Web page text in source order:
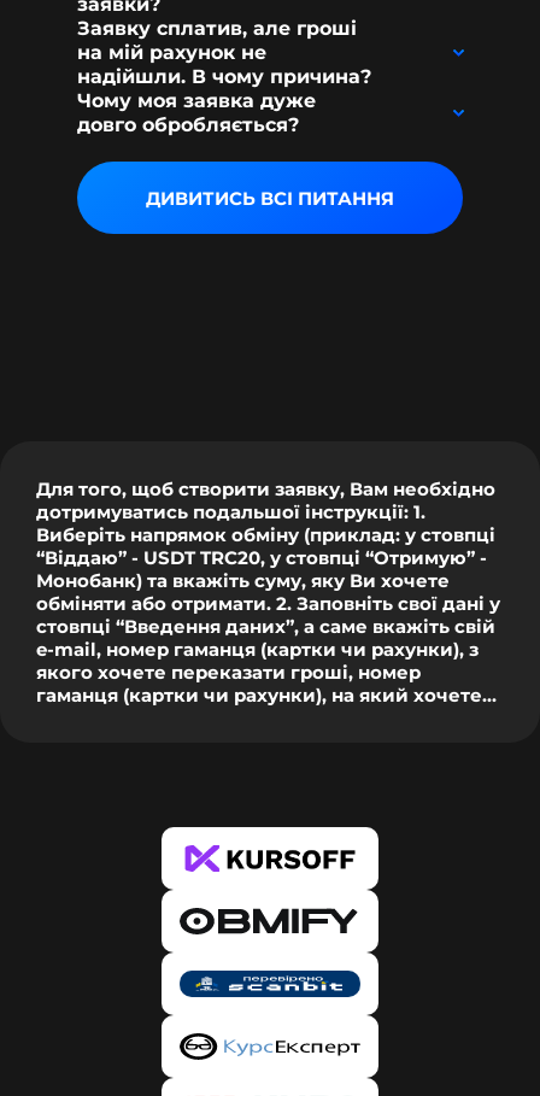
Заявку сплатив, але гроші
на мій рахунок не
надійшли. В чому причина?
Чому моя заявка дуже
довго обробляється?
ДИВИТИСЬ ВСІ ПИТАННЯ
Для того, щоб створити заявку, Вам необхідно
дотримуватись подальшої інструкції: 1.
Виберіть напрямок обміну (приклад: у стовпці
“Віддаю” - USDT TRC20, у стовпці “Отримую” -
Монобанк) та вкажіть суму, яку Ви хочете
обміняти або отримати. 2. Заповніть свої дані у
стовпці “Введення даних”, а саме вкажіть свій
e-mail, номер гаманця (картки чи рахунки), з
якого хочете переказати гроші, номер
гаманця (картки чи рахунки), на який хочете
попросить Вас верифікувати картку, з якої Ви
бажаєте перекласти. Це потрібно лише один
раз, на кожну нову карту. 4. Скопіюйте наші
реквізити та натисніть кнопку “Перейти до
оплати”, після чого у Вас відкриється сайт
Банку або ПС. Вставте суму, вказану в заявці та
наші реквізити, підтвердіть переказ.
Обов'язково переконайтеся, що сума з Вас
списалася. 5. Далі поверніться на наш сайт та
підтвердіть оплату, натиснувши кнопку “Я
оплатив”. Готово. 6. Після створення заявки
Вам на пошту прийде лист зі статусом Вашої